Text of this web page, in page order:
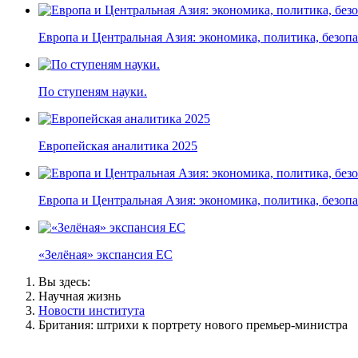
Европа и Центральная Азия: экономика, политика,
По ступеням науки.
Европейская аналитика 2025
Европа и Центральная Азия: экономика, политика,
«Зелёная» экспансия ЕС
Вы здесь:
Научная жизнь
Новости института
Британия: штрихи к портрету нового премьер-министра